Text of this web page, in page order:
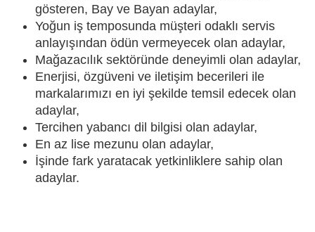
gösteren, Bay ve Bayan adaylar,
Yoğun iş temposunda müşteri odaklı servis
anlayışından ödün vermeyecek olan adaylar,
Mağazacılık sektöründe deneyimli olan adaylar,
Enerjisi, özgüveni ve iletişim becerileri ile
markalarımızı en iyi şekilde temsil edecek olan
adaylar,
Tercihen yabancı dil bilgisi olan adaylar,
En az lise mezunu olan adaylar,
İşinde fark yaratacak yetkinliklere sahip olan
adaylar.